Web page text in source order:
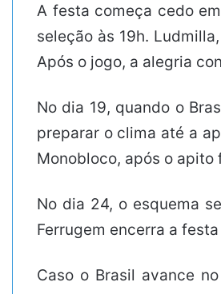
A festa começa cedo
seleção às 19h.
Após o jogo, a alegria
No dia 19, quando o
preparar o clima até a
Monobloco, após o apito
No dia 24, o esquema
Ferrugem encerra a
Caso o Brasil avance